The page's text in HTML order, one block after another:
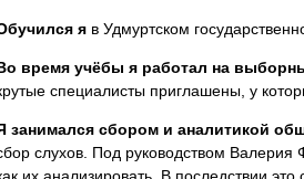
яв Удмуртском
время учёбы я работал на
специалисты приглашены, у
занимался сбором и аналитикой
слухов. Под руководством Валерия
их анализировать. В последствии